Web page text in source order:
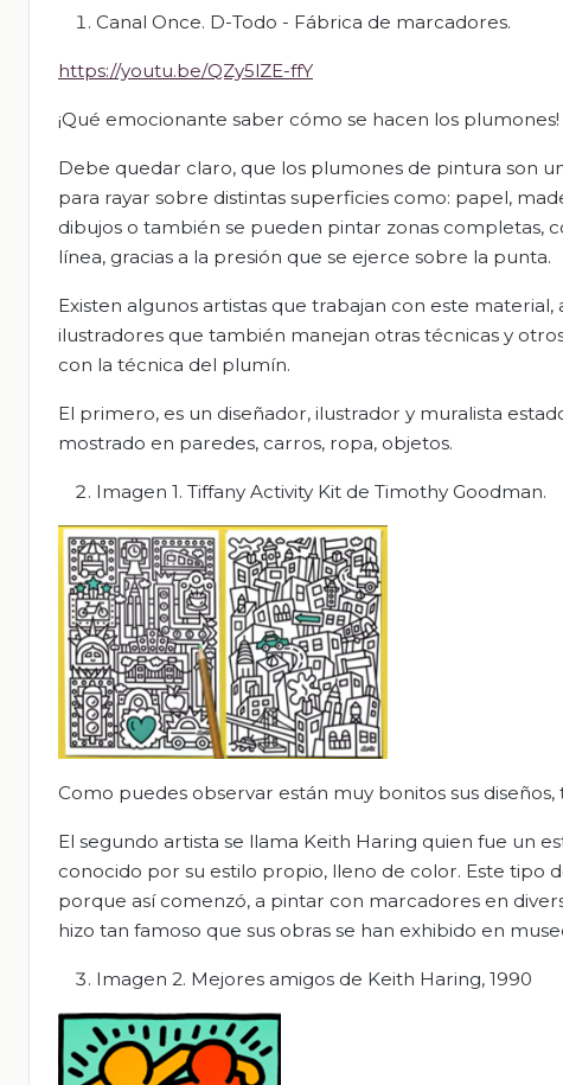
Canal Once. D-Todo - Fábrica de marcadores.
https://youtu.be/QZy5lZE-ffY
¡Qué emocionante saber cómo se hacen los plumones!
Debe quedar claro, que los plumones de pintura son
para rayar sobre distintas superficies como: papel,
dibujos o también se pueden pintar zonas completas,
línea, gracias a la presión que se ejerce sobre la punta.
Existen algunos artistas que trabajan con este
ilustradores que también manejan otras técnicas y
con la técnica del plumín.
El primero, es un diseñador, ilustrador y muralista
mostrado en paredes, carros, ropa, objetos.
Imagen 1. Tiffany Activity Kit de Timothy Goodman.
Como puedes observar están muy bonitos sus
El segundo artista se llama Keith Haring quien fue un
conocido por su estilo propio, lleno de color. Este
porque así comenzó, a pintar con marcadores en
hizo tan famoso que sus obras se han exhibido en
Imagen 2. Mejores amigos de Keith Haring, 1990